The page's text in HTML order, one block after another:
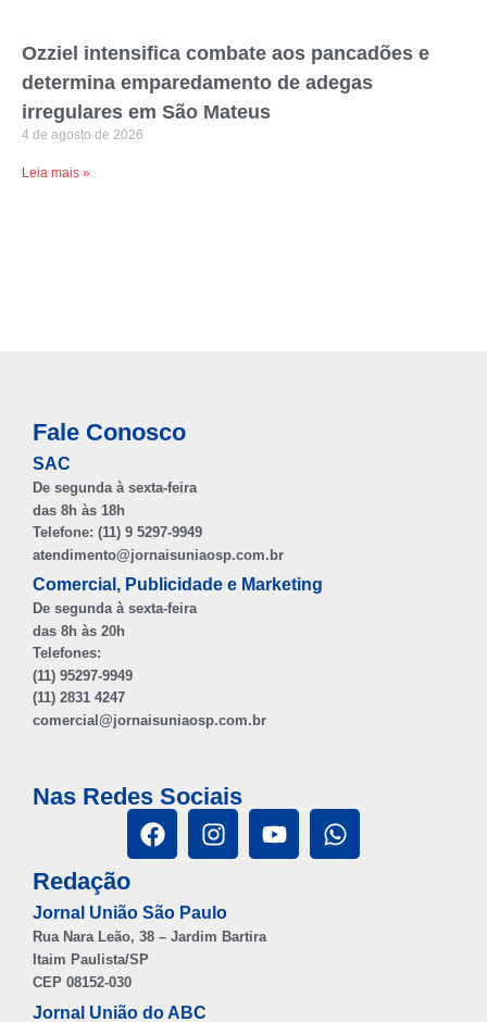
Ozziel intensifica combate aos pancadões e
determina emparedamento de adegas
irregulares em São Mateus
4 de agosto de 2026
Leia mais »
Fale Conosco
SAC
De segunda à sexta-feira
das 8h às 18h
Telefone: (11) 9 5297-9949
atendimento@jornaisuniaosp.com.br
Comercial, Publicidade e Marketing
De segunda à sexta-feira
das 8h às 20h
Telefones:
(11) 95297-9949
(11) 2831 4247
comercial@jornaisuniaosp.com.br
Nas Redes Sociais
Redação
Jornal União São Paulo
Rua Nara Leão, 38 – Jardim Bartira
Itaim Paulista/SP
CEP 08152-030
Jornal União do ABC